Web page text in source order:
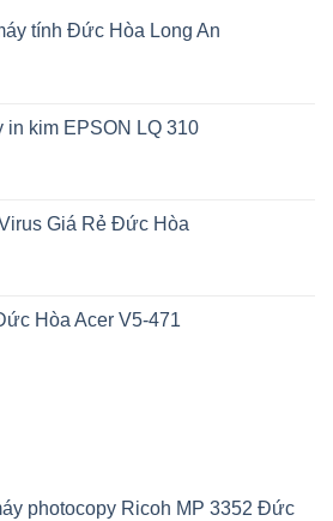
tính Đức Hòa Long An
in kim EPSON LQ 310
Giá Rẻ Đức Hòa
Hòa Acer V5-471
photocopy Ricoh MP 3352 Đức